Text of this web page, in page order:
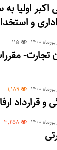
اکبر اولیا
و
115
1,189
قرارداد
3,258